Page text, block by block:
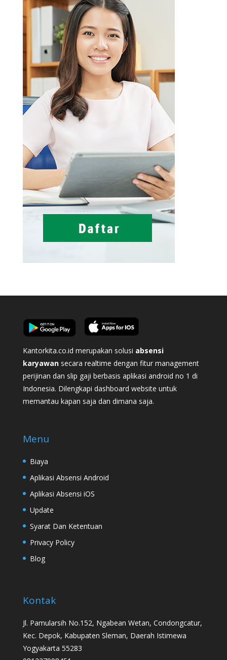
Kantorkita.co.id merupakan solusi absensi
karyawan secara realtime dengan fitur management
perijinan dan slip gaji berbasis aplikasi android no 1 di
Indonesia. Dilengkapi dashboard website untuk
memantau kapan saja dan dimana saja.
Menu
Biaya
Aplikasi Absensi Android
Aplikasi Absensi iOS
Update
Syarat Dan Ketentuan
Privacy Policy
Blog
Kontak
Jl. Pamularsih No.152, Ngabean Wetan, Condongcatur,
Kec. Depok, Kabupaten Sleman, Daerah Istimewa
Yogyakarta 55283